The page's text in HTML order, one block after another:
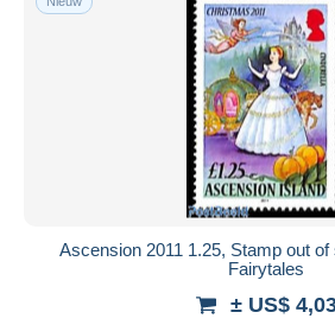
Ascension 2011 1.25, Stamp out
Fairytales
± US$